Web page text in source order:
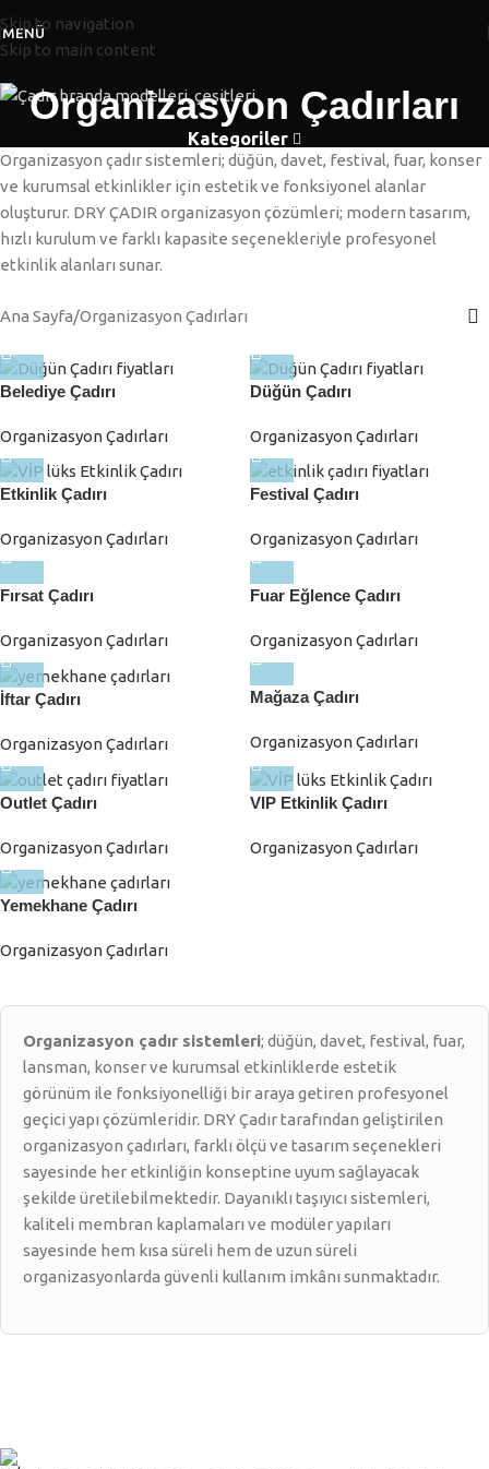
Skip to navigation
Skip to main content
MENÜ
Organizasyon Çadırları
Kategoriler
Organizasyon çadır sistemleri; düğün, davet, festival, fuar, konser
ve kurumsal etkinlikler için estetik ve fonksiyonel alanlar
oluşturur. DRY ÇADIR organizasyon çözümleri; modern tasarım,
hızlı kurulum ve farklı kapasite seçenekleriyle profesyonel
etkinlik alanları sunar.
Ana Sayfa Organizasyon Çadırları
Belediye Çadırı
Organizasyon Çadırları
Düğün Çadırı
Organizasyon Çadırları
Etkinlik Çadırı
Organizasyon Çadırları
Festival Çadırı
Organizasyon Çadırları
Fırsat Çadırı
Organizasyon Çadırları
Fuar Eğlence Çadırı
Organizasyon Çadırları
İftar Çadırı
Organizasyon Çadırları
Mağaza Çadırı
Organizasyon Çadırları
Outlet Çadırı
Organizasyon Çadırları
VIP Etkinlik Çadırı
Organizasyon Çadırları
Yemekhane Çadırı
Organizasyon Çadırları
Organizasyon çadır sistemleri; düğün, davet, festival, fuar,
lansman, konser ve kurumsal etkinliklerde estetik
görünüm ile fonksiyonelliği bir araya getiren profesyonel
geçici yapı çözümleridir. DRY Çadır tarafından geliştirilen
organizasyon çadırları, farklı ölçü ve tasarım seçenekleri
sayesinde her etkinliğin konseptine uyum sağlayacak
şekilde üretilebilmektedir. Dayanıklı taşıyıcı sistemleri,
kaliteli membran kaplamaları ve modüler yapıları
sayesinde hem kısa süreli hem de uzun süreli
organizasyonlarda güvenli kullanım imkânı sunmaktadır.